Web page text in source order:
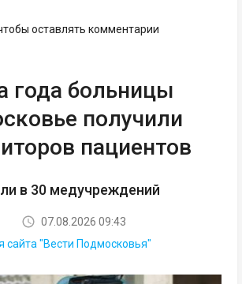
оставлять комментарии
года больницы
получили
пациентов
в 30 медучреждений
07.08.2026 09:43
сайта "Вести Подмосковья"